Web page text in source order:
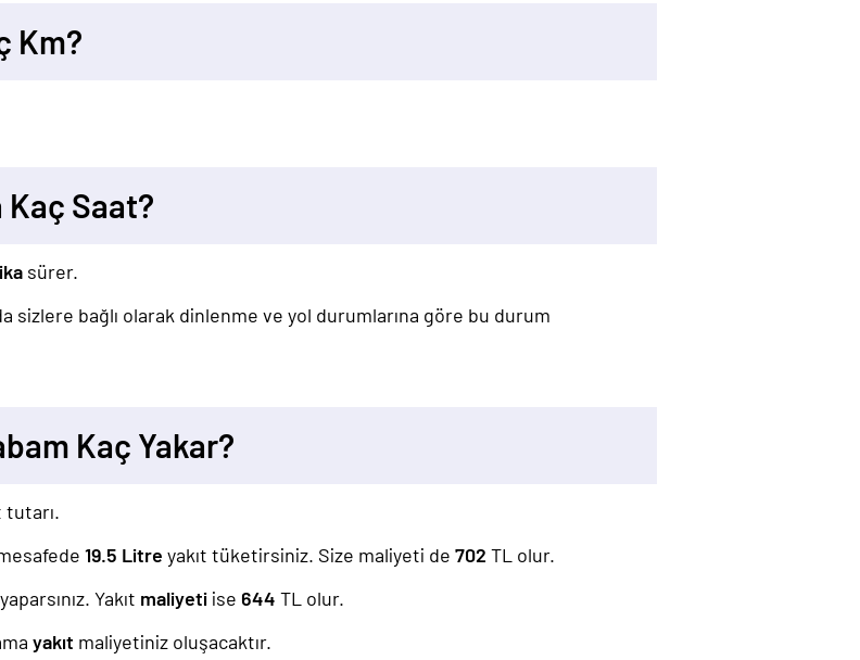
Km?
Kaç Saat?
sürer.
sizlere bağlı olarak dinlenme ve yol durumlarına göre bu durum
Kaç Yakar?
tutarı.
19.5 Litre yakıt tüketirsiniz. Size maliyeti de 702 TL olur.
Yakıt maliyeti ise 644 TL olur.
yakıt maliyetiniz oluşacaktır.